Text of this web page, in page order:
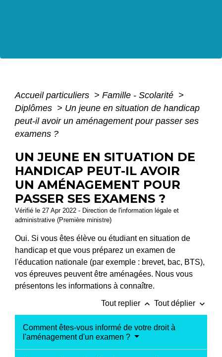
Accueil particuliers > Famille - Scolarité >
Diplômes > Un jeune en situation de handicap
peut-il avoir un aménagement pour passer ses
examens ?
UN JEUNE EN SITUATION DE
HANDICAP PEUT-IL AVOIR
UN AMÉNAGEMENT POUR
PASSER SES EXAMENS ?
Vérifié le 27 Apr 2022 - Direction de l'information légale et
administrative (Première ministre)
Oui. Si vous êtes élève ou étudiant en situation de
handicap et que vous préparez un examen de
l'éducation nationale (par exemple : brevet, bac, BTS),
vos épreuves peuvent être aménagées. Nous vous
présentons les informations à connaître.
Tout replier keyboard_arrow_up Tout déplier keyboard_arrow_down
Comment êtes-vous informé de votre droit à
l'aménagement d'un examen ?